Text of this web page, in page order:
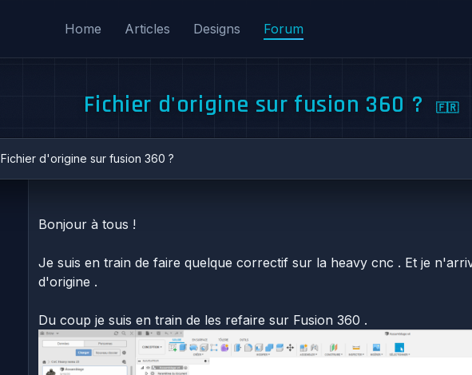
Home Articles Designs Forum
Fichier d'origine sur fusion 360 ? 🇫🇷
Fichier d'origine sur fusion 360 ?
Bonjour à tous !
Je suis en train de faire quelque correctif sur la heavy cnc . Et je
d'origine .
Du coup je suis en train de les refaire sur Fusion 360 .